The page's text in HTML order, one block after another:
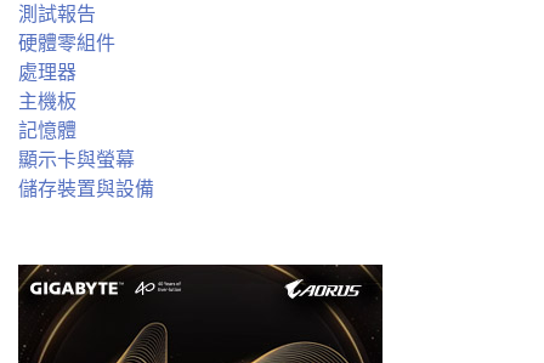
測試報告
硬體零組件
處理器
主機板
記憶體
顯示卡與螢幕
儲存裝置與設備